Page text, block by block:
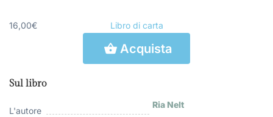
Libro di carta
Acquista
16,00€
Sul libro
L'autore
Ria Nelt